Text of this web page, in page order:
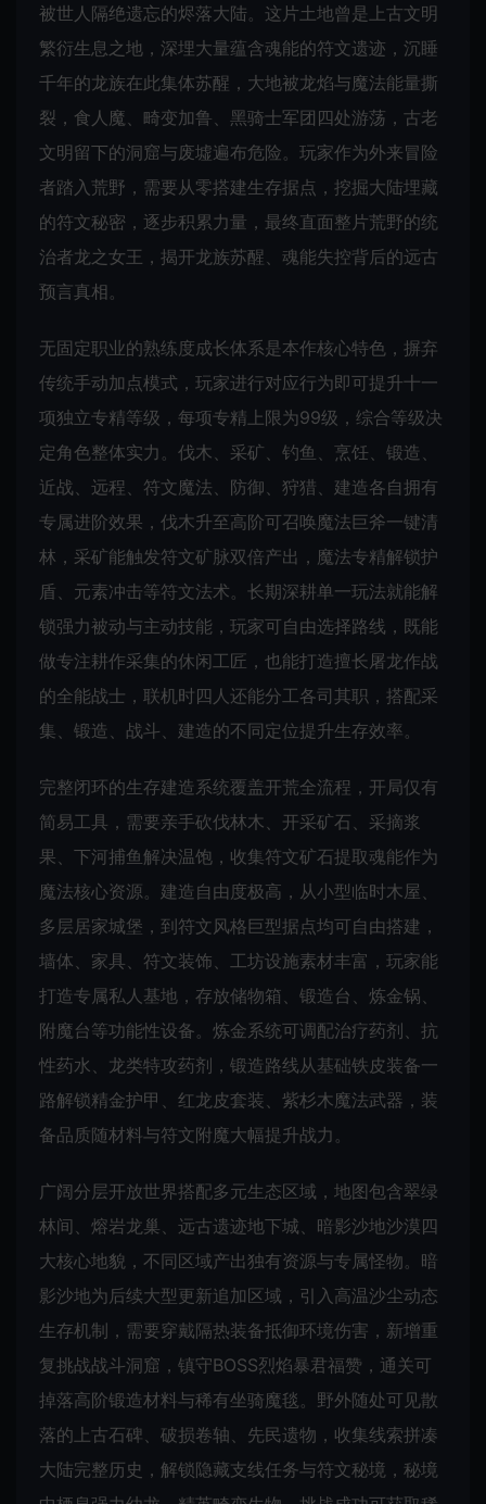
被世人隔绝遗忘的烬落大陆。这片土地曾是上古文明
繁衍生息之地，深埋大量蕴含魂能的符文遗迹，沉睡
千年的龙族在此集体苏醒，大地被龙焰与魔法能量撕
裂，食人魔、畸变加鲁、黑骑士军团四处游荡，古老
文明留下的洞窟与废墟遍布危险。玩家作为外来冒险
者踏入荒野，需要从零搭建生存据点，挖掘大陆埋藏
的符文秘密，逐步积累力量，最终直面整片荒野的统
治者龙之女王，揭开龙族苏醒、魂能失控背后的远古
预言真相。
无固定职业的熟练度成长体系是本作核心特色，摒弃
传统手动加点模式，玩家进行对应行为即可提升十一
项独立专精等级，每项专精上限为99级，综合等级决
定角色整体实力。伐木、采矿、钓鱼、烹饪、锻造、
近战、远程、符文魔法、防御、狩猎、建造各自拥有
专属进阶效果，伐木升至高阶可召唤魔法巨斧一键清
林，采矿能触发符文矿脉双倍产出，魔法专精解锁护
盾、元素冲击等符文法术。长期深耕单一玩法就能解
锁强力被动与主动技能，玩家可自由选择路线，既能
做专注耕作采集的休闲工匠，也能打造擅长屠龙作战
的全能战士，联机时四人还能分工各司其职，搭配采
集、锻造、战斗、建造的不同定位提升生存效率。
完整闭环的生存建造系统覆盖开荒全流程，开局仅有
简易工具，需要亲手砍伐林木、开采矿石、采摘浆
果、下河捕鱼解决温饱，收集符文矿石提取魂能作为
魔法核心资源。建造自由度极高，从小型临时木屋、
多层居家城堡，到符文风格巨型据点均可自由搭建，
墙体、家具、符文装饰、工坊设施素材丰富，玩家能
打造专属私人基地，存放储物箱、锻造台、炼金锅、
附魔台等功能性设备。炼金系统可调配治疗药剂、抗
性药水、龙类特攻药剂，锻造路线从基础铁皮装备一
路解锁精金护甲、红龙皮套装、紫杉木魔法武器，装
备品质随材料与符文附魔大幅提升战力。
广阔分层开放世界搭配多元生态区域，地图包含翠绿
林间、熔岩龙巢、远古遗迹地下城、暗影沙地沙漠四
大核心地貌，不同区域产出独有资源与专属怪物。暗
影沙地为后续大型更新追加区域，引入高温沙尘动态
生存机制，需要穿戴隔热装备抵御环境伤害，新增重
复挑战战斗洞窟，镇守BOSS烈焰暴君福赞，通关可
掉落高阶锻造材料与稀有坐骑魔毯。野外随处可见散
落的上古石碑、破损卷轴、先民遗物，收集线索拼凑
大陆完整历史，解锁隐藏支线任务与符文秘境，秘境